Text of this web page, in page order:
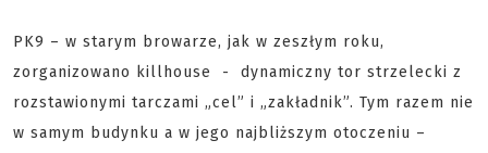
PK9 – w starym browarze, jak w zeszłym roku,
zorganizowano killhouse - dynamiczny tor strzelecki z
rozstawionymi tarczami „cel” i „zakładnik”. Tym razem nie
w samym budynku a w jego najbliższym otoczeniu –